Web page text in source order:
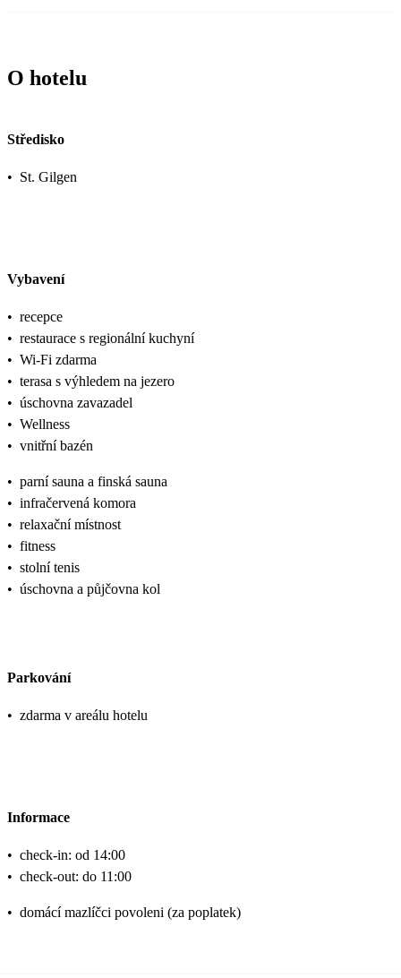
O hotelu
Středisko
• St. Gilgen
Vybavení
• recepce
• restaurace s regionální kuchyní
• Wi-Fi zdarma
• terasa s výhledem na jezero
• úschovna zavazadel
• Wellness
• vnitřní bazén
• parní sauna a finská sauna
• infračervená komora
• relaxační místnost
• fitness
• stolní tenis
• úschovna a půjčovna kol
Parkování
• zdarma v areálu hotelu
Informace
• check-in: od 14:00
• check-out: do 11:00
• domácí mazlíčci povoleni (za poplatek)